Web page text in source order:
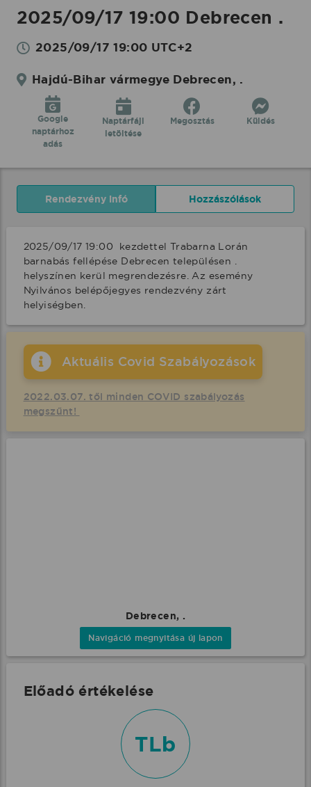
2025/09/17 19:00 Debrecen .
2025/09/17 19:00 UTC+2
Hajdú-Bihar vármegye Debrecen, .
Google
naptárhoz
adás
Naptárfájl
letöltése
Megosztás Küldés
Rendezvény infó Hozzászólások
2025/09/17 19:00  kezdettel Trabarna Lorán
barnabás fellépése Debrecen településen .
helyszínen kerül megrendezésre. Az esemény
Nyilvános belépőjegyes rendezvény zárt
helyiségben.
Aktuális Covid Szabályozások
2022.03.07. től minden COVID szabályozás
megszűnt!
Debrecen, .
Navigáció megnyitása új lapon
Előadó értékelése
TLb